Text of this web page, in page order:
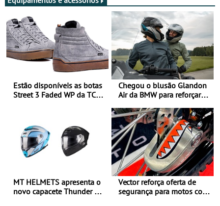
Estão disponíveis as botas
Street 3 Faded WP da TCX
Chegou o blusão Glandon
Air da BMW para reforçar
verão
MT HELMETS apresenta o
novo capacete Thunder 4 R
Vector reforça oferta de
segurança para motos com